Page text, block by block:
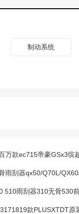
制动系统
万款ec715帝豪GSx3缤
雨刮器qx50/Q70L/
510雨刮器310无骨530
款PLUSXTDT原